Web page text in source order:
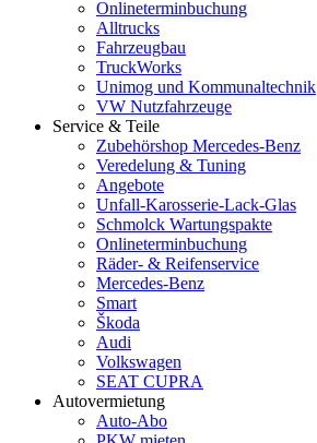
Onlineterminbuchung
Alltrucks
Fahrzeugbau
TruckWorks
Unimog und Kommunaltechnik
VW Nutzfahrzeuge
Service & Teile
Zubehörshop Mercedes-Benz
Veredelung & Tuning
Angebote
Unfall-Karosserie-Lack-Glas
Schmolck Wartungspakte
Onlineterminbuchung
Räder- & Reifenservice
Mercedes-Benz
Smart
Škoda
Audi
Volkswagen
SEAT CUPRA
Autovermietung
Auto-Abo